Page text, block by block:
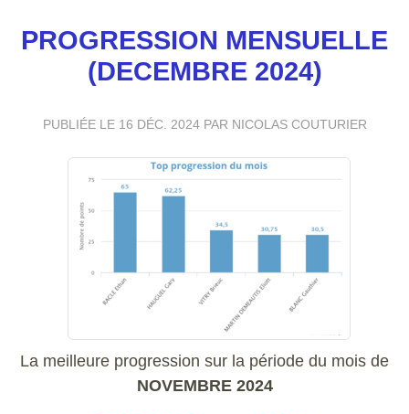
PROGRESSION MENSUELLE
(DECEMBRE 2024)
PUBLIÉE LE 16 DÉC. 2024PAR NICOLAS COUTURIER
La meilleure progression sur la période du mois de
NOVEMBRE 2024